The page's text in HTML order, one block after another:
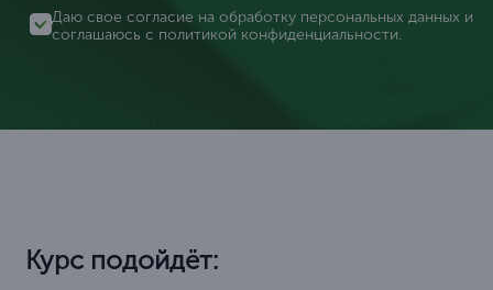
Даю свое согласие на обработку персональных данных и
соглашаюсь с политикой конфиденциальности.
Курс подойдёт: